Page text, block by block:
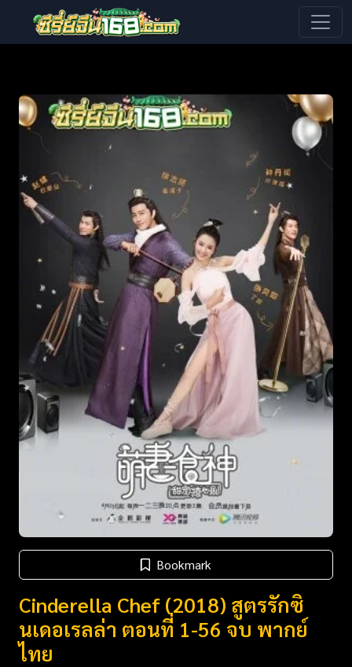
Bookmark
Cinderella Chef (2018) สูตรรักซิ
นเดอเรลล่า ตอนที่ 1-56 จบ พากย์
ไทย